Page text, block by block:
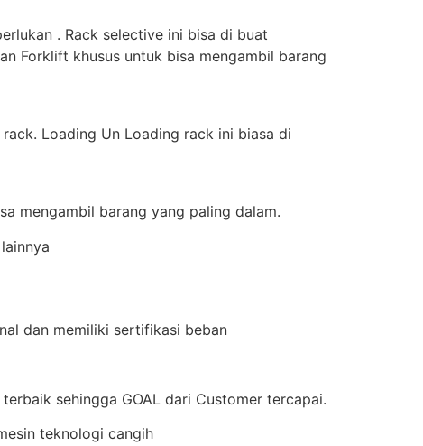
. Rack selective ini bisa di buat
Forklift khusus untuk bisa mengambil barang
Loading Un Loading rack ini biasa di
mengambil barang yang paling dalam.
dan memiliki sertifikasi beban
sehingga GOAL dari Customer tercapai.
teknologi cangih